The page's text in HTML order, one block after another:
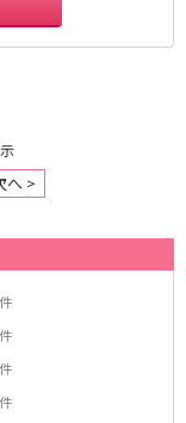
へ >